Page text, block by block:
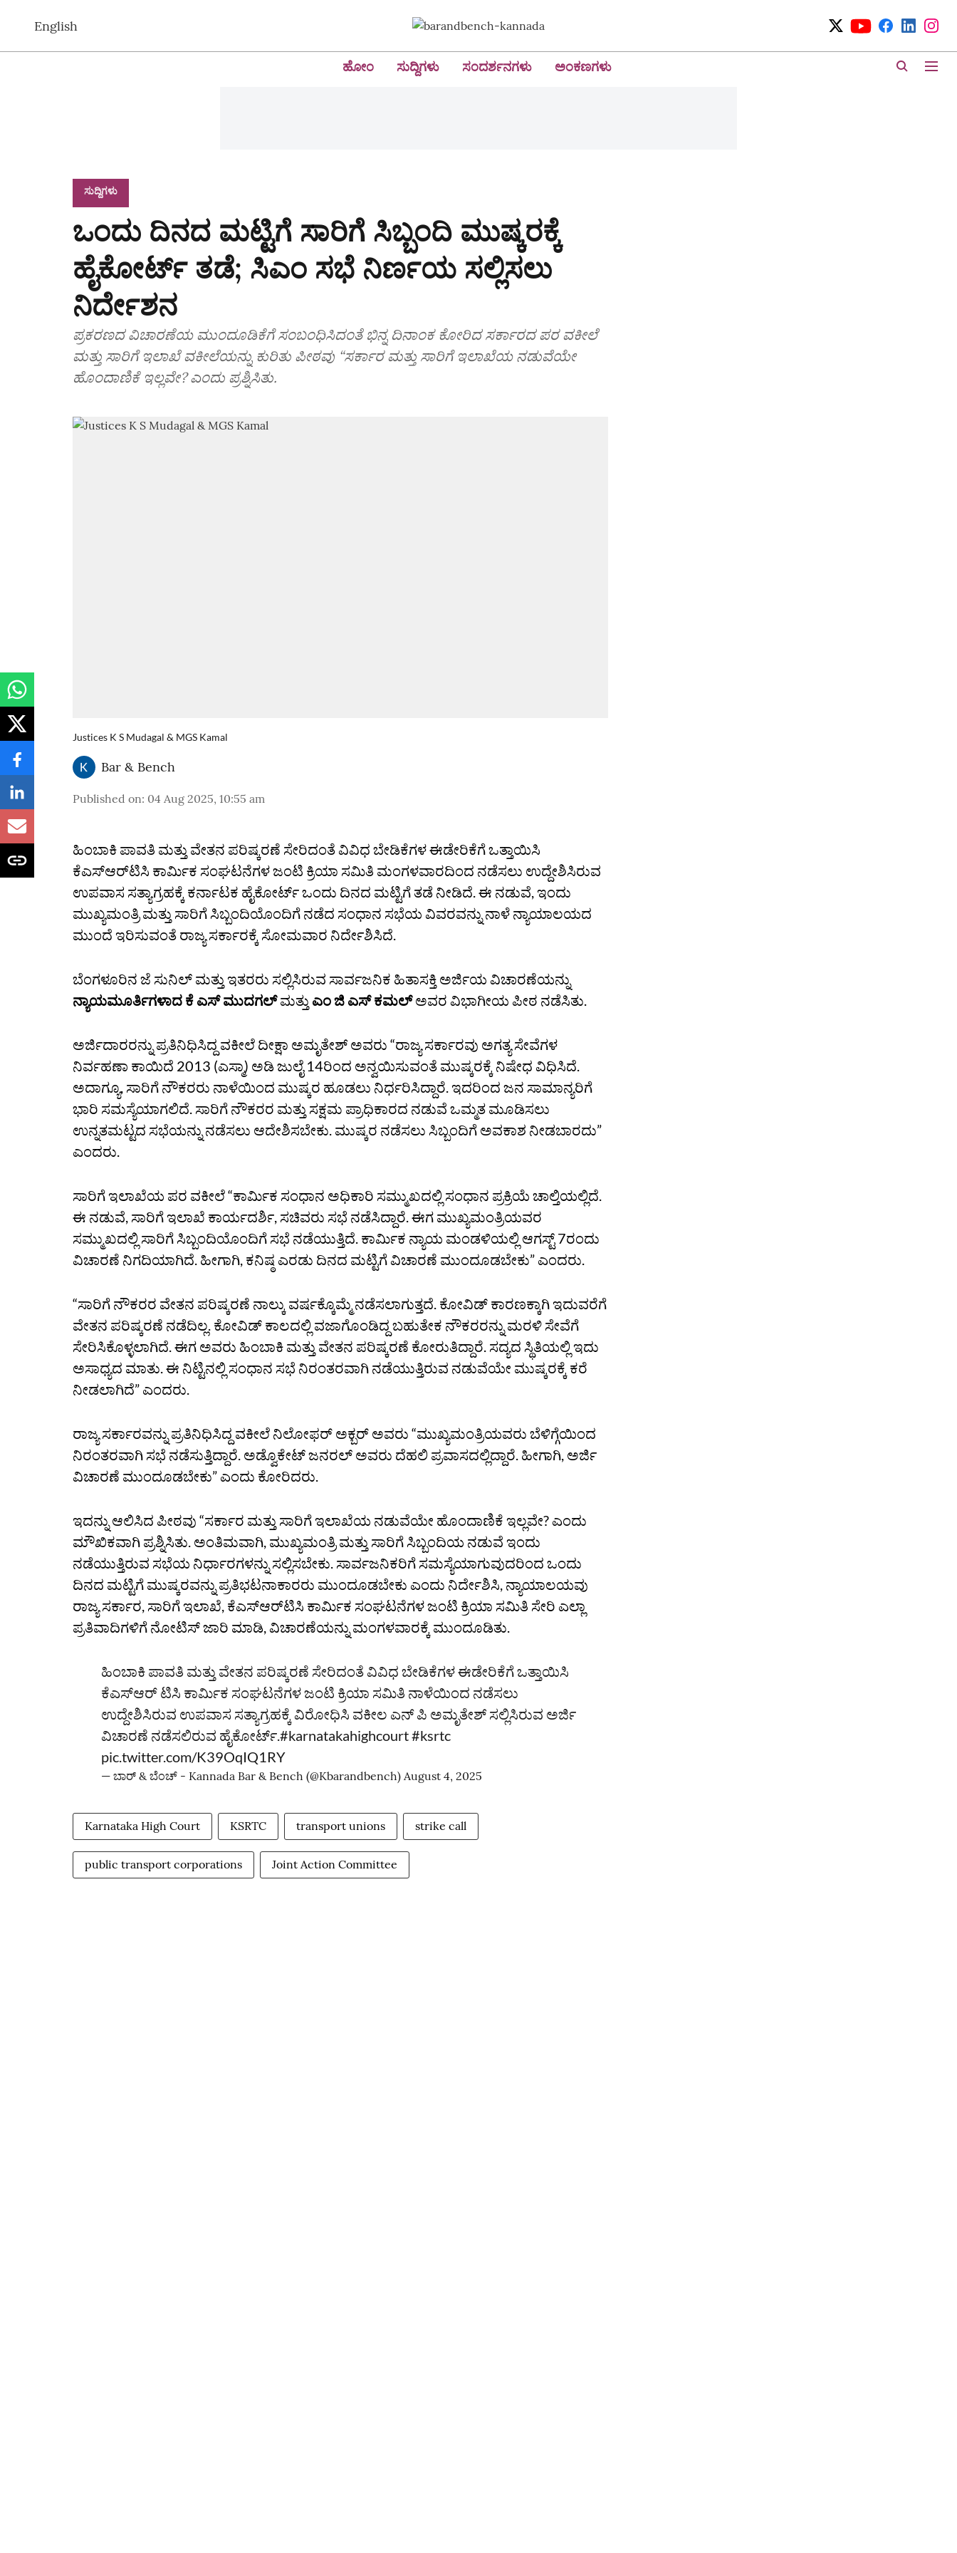
English
ಹೋಂ ಸುದ್ದಿಗಳು ಸಂದರ್ಶನಗಳು ಅಂಕಣಗಳು
ಸುದ್ದಿಗಳು
ಒಂದು ದಿನದ ಮಟ್ಟಿಗೆ ಸಾರಿಗೆ ಸಿಬ್ಬಂದಿ ಮುಷ್ಕರಕ್ಕೆ
ಹೈಕೋರ್ಟ್‌ ತಡೆ; ಸಿಎಂ ಸಭೆ ನಿರ್ಣಯ ಸಲ್ಲಿಸಲು
ನಿರ್ದೇಶನ
ಪ್ರಕರಣದ ವಿಚಾರಣೆಯ ಮುಂದೂಡಿಕೆಗೆ ಸಂಬಂಧಿಸಿದಂತೆ ಭಿನ್ನ ದಿನಾಂಕ ಕೋರಿದ ಸರ್ಕಾರದ ಪರ ವಕೀಲೆ
ಮತ್ತು ಸಾರಿಗೆ ಇಲಾಖೆ ವಕೀಲೆಯನ್ನು ಕುರಿತು ಪೀಠವು “ಸರ್ಕಾರ ಮತ್ತು ಸಾರಿಗೆ ಇಲಾಖೆಯ ನಡುವೆಯೇ
ಹೊಂದಾಣಿಕೆ ಇಲ್ಲವೇ? ಎಂದು ಪ್ರಶ್ನಿಸಿತು.
Justices K S Mudagal & MGS Kamal
Bar & Bench
Published on: 04 Aug 2025, 10:55 am
ಹಿಂಬಾಕಿ ಪಾವತಿ ಮತ್ತು ವೇತನ ಪರಿಷ್ಕರಣೆ ಸೇರಿದಂತೆ ವಿವಿಧ ಬೇಡಿಕೆಗಳ ಈಡೇರಿಕೆಗೆ ಒತ್ತಾಯಿಸಿ
ಕೆಎಸ್ಆರ್‌ಟಿಸಿ ಕಾರ್ಮಿಕ ಸಂಘಟನೆಗಳ ಜಂಟಿ ಕ್ರಿಯಾ ಸಮಿತಿ ಮಂಗಳವಾರದಿಂದ ನಡೆಸಲು ಉದ್ದೇಶಿಸಿರುವ
ಉಪವಾಸ ಸತ್ಯಾಗ್ರಹಕ್ಕೆ ಕರ್ನಾಟಕ ಹೈಕೋರ್ಟ್‌ ಒಂದು ದಿನದ ಮಟ್ಟಿಗೆ ತಡೆ ನೀಡಿದೆ. ಈ ನಡುವೆ, ಇಂದು
ಮುಖ್ಯಮಂತ್ರಿ ಮತ್ತು ಸಾರಿಗೆ ಸಿಬ್ಬಂದಿಯೊಂದಿಗೆ ನಡೆದ ಸಂಧಾನ ಸಭೆಯ ವಿವರವನ್ನು ನಾಳೆ ನ್ಯಾಯಾಲಯದ
ಮುಂದೆ ಇರಿಸುವಂತೆ ರಾಜ್ಯ ಸರ್ಕಾರಕ್ಕೆ ಸೋಮವಾರ ನಿರ್ದೇಶಿಸಿದೆ.
ಬೆಂಗಳೂರಿನ ಜೆ ಸುನಿಲ್‌ ಮತ್ತು ಇತರರು ಸಲ್ಲಿಸಿರುವ ಸಾರ್ವಜನಿಕ ಹಿತಾಸಕ್ತಿ ಅರ್ಜಿಯ ವಿಚಾರಣೆಯನ್ನು
ನ್ಯಾಯಮೂರ್ತಿಗಳಾದ ಕೆ ಎಸ್‌ ಮುದಗಲ್‌ಮತ್ತು ಎಂ ಜಿ ಎಸ್‌ ಕಮಲ್‌ಅವರ ವಿಭಾಗೀಯ ಪೀಠ ನಡೆಸಿತು.
ಅರ್ಜಿದಾರರನ್ನು ಪ್ರತಿನಿಧಿಸಿದ್ದ ವಕೀಲೆ ದೀಕ್ಷಾ ಅಮೃತೇಶ್‌ ಅವರು “ರಾಜ್ಯ ಸರ್ಕಾರವು ಅಗತ್ಯ ಸೇವೆಗಳ
ನಿರ್ವಹಣಾ ಕಾಯಿದೆ 2013 (ಎಸ್ಮಾ) ಅಡಿ ಜುಲೈ 14ರಿಂದ ಅನ್ವಯಿಸುವಂತೆ ಮುಷ್ಕರಕ್ಕೆ ನಿಷೇಧ ವಿಧಿಸಿದೆ.
ಅದಾಗ್ಯೂ, ಸಾರಿಗೆ ನೌಕರರು ನಾಳೆಯಿಂದ ಮುಷ್ಕರ ಹೂಡಲು ನಿರ್ಧರಿಸಿದ್ದಾರೆ. ಇದರಿಂದ ಜನ ಸಾಮಾನ್ಯರಿಗೆ
ಭಾರಿ ಸಮಸ್ಯೆಯಾಗಲಿದೆ. ಸಾರಿಗೆ ನೌಕರರ ಮತ್ತು ಸಕ್ಷಮ ಪ್ರಾಧಿಕಾರದ ನಡುವೆ ಒಮ್ಮತ ಮೂಡಿಸಲು
ಉನ್ನತಮಟ್ಟದ ಸಭೆಯನ್ನು ನಡೆಸಲು ಆದೇಶಿಸಬೇಕು. ಮುಷ್ಕರ ನಡೆಸಲು ಸಿಬ್ಬಂದಿಗೆ ಅವಕಾಶ ನೀಡಬಾರದು”
ಎಂದರು.
ಸಾರಿಗೆ ಇಲಾಖೆಯ ಪರ ವಕೀಲೆ “ಕಾರ್ಮಿಕ ಸಂಧಾನ ಅಧಿಕಾರಿ ಸಮ್ಮುಖದಲ್ಲಿ ಸಂಧಾನ ಪ್ರಕ್ರಿಯೆ ಚಾಲ್ತಿಯಲ್ಲಿದೆ.
ಈ ನಡುವೆ, ಸಾರಿಗೆ ಇಲಾಖೆ ಕಾರ್ಯದರ್ಶಿ, ಸಚಿವರು ಸಭೆ ನಡೆಸಿದ್ದಾರೆ. ಈಗ ಮುಖ್ಯಮಂತ್ರಿಯವರ
ಸಮ್ಮುಖದಲ್ಲಿ ಸಾರಿಗೆ ಸಿಬ್ಬಂದಿಯೊಂದಿಗೆ ಸಭೆ ನಡೆಯುತ್ತಿದೆ. ಕಾರ್ಮಿಕ ನ್ಯಾಯ ಮಂಡಳಿಯಲ್ಲಿ ಆಗಸ್ಟ್‌ 7ರಂದು
ವಿಚಾರಣೆ ನಿಗದಿಯಾಗಿದೆ. ಹೀಗಾಗಿ, ಕನಿಷ್ಠ ಎರಡು ದಿನದ ಮಟ್ಟಿಗೆ ವಿಚಾರಣೆ ಮುಂದೂಡಬೇಕು” ಎಂದರು.
“ಸಾರಿಗೆ ನೌಕರರ ವೇತನ ಪರಿಷ್ಕರಣೆ ನಾಲ್ಕು ವರ್ಷಕ್ಕೊಮ್ಮೆ ನಡೆಸಲಾಗುತ್ತದೆ. ಕೋವಿಡ್‌ ಕಾರಣಕ್ಕಾಗಿ ಇದುವರೆಗೆ
ವೇತನ ಪರಿಷ್ಕರಣೆ ನಡೆದಿಲ್ಲ. ಕೋವಿಡ್‌ ಕಾಲದಲ್ಲಿ ವಜಾಗೊಂಡಿದ್ದ ಬಹುತೇಕ ನೌಕರರನ್ನು ಮರಳಿ ಸೇವೆಗೆ
ಸೇರಿಸಿಕೊಳ್ಳಲಾಗಿದೆ. ಈಗ ಅವರು ಹಿಂಬಾಕಿ ಮತ್ತು ವೇತನ ಪರಿಷ್ಕರಣೆ ಕೋರುತಿದ್ದಾರೆ. ಸದ್ಯದ ಸ್ಥಿತಿಯಲ್ಲಿ ಇದು
ಅಸಾಧ್ಯದ ಮಾತು. ಈ ನಿಟ್ಟಿನಲ್ಲಿ ಸಂಧಾನ ಸಭೆ ನಿರಂತರವಾಗಿ ನಡೆಯುತ್ತಿರುವ ನಡುವೆಯೇ ಮುಷ್ಕರಕ್ಕೆ ಕರೆ
ನೀಡಲಾಗಿದೆ” ಎಂದರು.
ರಾಜ್ಯ ಸರ್ಕಾರವನ್ನು ಪ್ರತಿನಿಧಿಸಿದ್ದ ವಕೀಲೆ ನಿಲೋಫರ್‌ ಅಕ್ಬರ್‌ ಅವರು “ಮುಖ್ಯಮಂತ್ರಿಯವರು ಬೆಳಿಗ್ಗೆಯಿಂದ
ನಿರಂತರವಾಗಿ ಸಭೆ ನಡೆಸುತ್ತಿದ್ದಾರೆ. ಅಡ್ವೊಕೇಟ್‌ ಜನರಲ್‌ ಅವರು ದೆಹಲಿ ಪ್ರವಾಸದಲ್ಲಿದ್ದಾರೆ. ಹೀಗಾಗಿ, ಅರ್ಜಿ
ವಿಚಾರಣೆ ಮುಂದೂಡಬೇಕು” ಎಂದು ಕೋರಿದರು.
ಇದನ್ನು ಆಲಿಸಿದ ಪೀಠವು “ಸರ್ಕಾರ ಮತ್ತು ಸಾರಿಗೆ ಇಲಾಖೆಯ ನಡುವೆಯೇ ಹೊಂದಾಣಿಕೆ ಇಲ್ಲವೇ? ಎಂದು
ಮೌಖಿಕವಾಗಿ ಪ್ರಶ್ನಿಸಿತು. ಅಂತಿಮವಾಗಿ, ಮುಖ್ಯಮಂತ್ರಿ ಮತ್ತು ಸಾರಿಗೆ ಸಿಬ್ಬಂದಿಯ ನಡುವೆ ಇಂದು
ನಡೆಯುತ್ತಿರುವ ಸಭೆಯ ನಿರ್ಧಾರಗಳನ್ನು ಸಲ್ಲಿಸಬೇಕು. ಸಾರ್ವಜನಿಕರಿಗೆ ಸಮಸ್ಯೆಯಾಗುವುದರಿಂದ ಒಂದು
ದಿನದ ಮಟ್ಟಿಗೆ ಮುಷ್ಕರವನ್ನು ಪ್ರತಿಭಟನಾಕಾರರು ಮುಂದೂಡಬೇಕು ಎಂದು ನಿರ್ದೇಶಿಸಿ, ನ್ಯಾಯಾಲಯವು
ರಾಜ್ಯ ಸರ್ಕಾರ, ಸಾರಿಗೆ ಇಲಾಖೆ, ಕೆಎಸ್ಆರ್‌ಟಿಸಿ ಕಾರ್ಮಿಕ ಸಂಘಟನೆಗಳ ಜಂಟಿ ಕ್ರಿಯಾ ಸಮಿತಿ ಸೇರಿ ಎಲ್ಲಾ
ಪ್ರತಿವಾದಿಗಳಿಗೆ ನೋಟಿಸ್‌ ಜಾರಿ ಮಾಡಿ, ವಿಚಾರಣೆಯನ್ನು ಮಂಗಳವಾರಕ್ಕೆ ಮುಂದೂಡಿತು.
ಹಿಂಬಾಕಿ ಪಾವತಿ ಮತ್ತು ವೇತನ ಪರಿಷ್ಕರಣೆ ಸೇರಿದಂತೆ ವಿವಿಧ ಬೇಡಿಕೆಗಳ ಈಡೇರಿಕೆಗೆ ಒತ್ತಾಯಿಸಿ
ಕೆಎಸ್ಆರ್ ಟಿಸಿ ಕಾರ್ಮಿಕ ಸಂಘಟನೆಗಳ ಜಂಟಿ ಕ್ರಿಯಾ ಸಮಿತಿ ನಾಳೆಯಿಂದ ನಡೆಸಲು
ಉದ್ದೇಶಿಸಿರುವ ಉಪವಾಸ ಸತ್ಯಾಗ್ರಹಕ್ಕೆ ವಿರೋಧಿಸಿ ವಕೀಲ ಎನ್ ಪಿ ಅಮೃತೇಶ್ ಸಲ್ಲಿಸಿರುವ ಅರ್ಜಿ
ವಿಚಾರಣೆ ನಡೆಸಲಿರುವ ಹೈಕೋರ್ಟ್.#karnatakahighcourt#ksrtc
pic.twitter.com/K39OqIQ1RY
— ಬಾರ್‌ & ಬೆಂಚ್ - Kannada Bar & Bench (@Kbarandbench) August 4, 2025
Karnataka High Court KSRTC transport unions strike call
public transport corporations Joint Action Committee